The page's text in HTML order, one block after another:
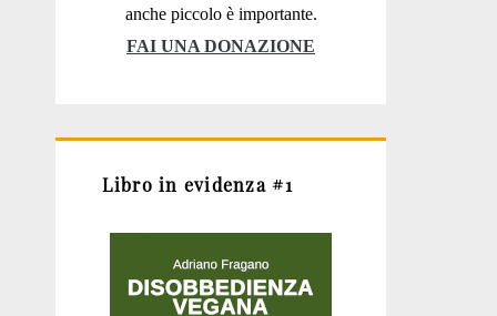
anche piccolo è importante.
FAI UNA DONAZIONE
Libro in evidenza #1